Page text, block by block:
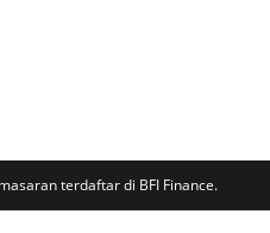
terdaftar di BFI Finance.